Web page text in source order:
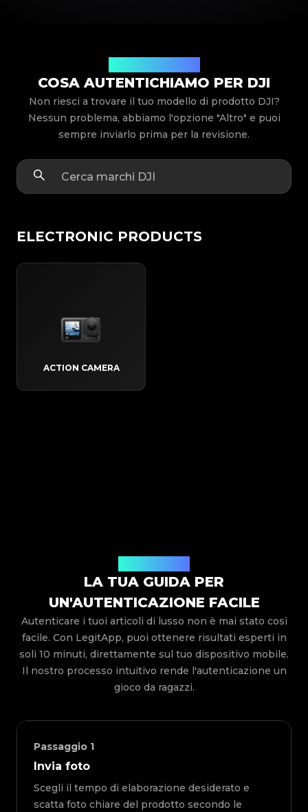
COSA AUTENTICHIAMO PER DJI
Non riesci a trovare il tuo modello di prodotto DJI?
Nessun problema, abbiamo l'opzione "Altro" e puoi
sempre inviarlo prima per la revisione.
ELECTRONIC PRODUCTS
ACTION CAMERA
LA TUA GUIDA PER
UN'AUTENTICAZIONE FACILE
Autenticare i tuoi articoli di lusso non è mai stato così
facile. Con LegitApp, puoi ottenere risultati esperti in
soli 10 minuti, direttamente sul tuo dispositivo mobile.
Il nostro processo intuitivo rende l'autenticazione un
gioco da ragazzi.
Passaggio 1
Invia foto
Scegli il tempo di elaborazione desiderato e
scatta foto chiare del prodotto secondo le